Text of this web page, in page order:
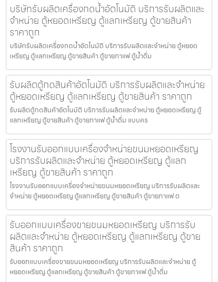
บริษัทรับผลิตเครื่องกดน้ำอัตโนมัติ บริการรับผลิตและ
จำหน่าย ตู้หยอดเหรียญ ตู้แลกเหรียญ ตู้ขายสินค้า
ราคาถูก
บริษัทรับผลิตเครื่องกดน้ำอัตโนมัติ บริการรับผลิตและจำหน่าย ตู้หยอด
เหรียญ ตู้แลกเหรียญ ตู้ขายสินค้า ตู้ขายกาแฟ ตู้น้ำดื่ม
รับผลิตตู้กดสินค้า​อัตโนมัติ บริการรับผลิตและจำหน่าย
ตู้หยอดเหรียญ ตู้แลกเหรียญ ตู้ขายสินค้า ราคาถูก
รับผลิตตู้กดสินค้า​อัตโนมัติ บริการรับผลิตและจำหน่าย ตู้หยอดเหรียญ ตู้
แลกเหรียญ ตู้ขายสินค้า ตู้ขายกาแฟ ตู้น้ำดื่ม แบบคร
โรงงานรับออกแบบเครื่องจำหน่ายขนมหยอดเหรียญ​
บริการรับผลิตและจำหน่าย ตู้หยอดเหรียญ ตู้แลก
เหรียญ ตู้ขายสินค้า ราคาถูก
โรงงานรับออกแบบเครื่องจำหน่ายขนมหยอดเหรียญ​ บริการรับผลิตและ
จำหน่าย ตู้หยอดเหรียญ ตู้แลกเหรียญ ตู้ขายสินค้า ตู้ขายกาแฟ ต
รับออกแบบเครื่องขายขนมหยอดเหรียญ​ บริการรับ
ผลิตและจำหน่าย ตู้หยอดเหรียญ ตู้แลกเหรียญ ตู้ขาย
สินค้า ราคาถูก
รับออกแบบเครื่องขายขนมหยอดเหรียญ​ บริการรับผลิตและจำหน่าย ตู้
หยอดเหรียญ ตู้แลกเหรียญ ตู้ขายสินค้า ตู้ขายกาแฟ ตู้น้ำดื่ม